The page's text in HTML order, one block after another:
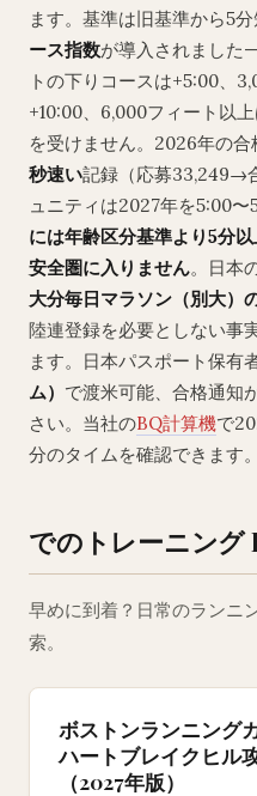
ます。基準は旧基準から5
ース指数が導入されました
トの下りコースは+5:00、
+10:00、6,000フィート以
を受けません。2026年の合
秒速い記録（応募33,249→
ュニティは2027年を5:00〜
には年齢区分基準より5分
安全圏に入りません。日本
大分毎日マラソン（別大）
陸連登録を必要としない事
ます。日本パスポート保有
ム） で渡米可能、合格通知
さい。当社のBQ計算機で
分のタイムを確認できます。
でのトレーニング
早めに到着？日常のランニ
索。
ボストンランニング
ハートブレイクヒル
（2027年版）